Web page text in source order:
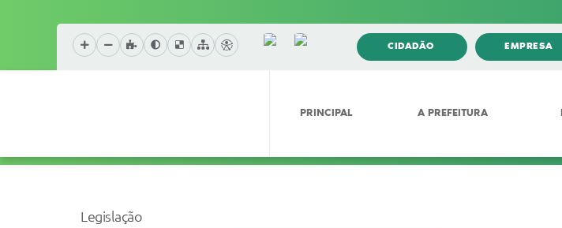
CIDADÃO EMPRESA
PRINCIPAL A PREFEITURA
Legislação